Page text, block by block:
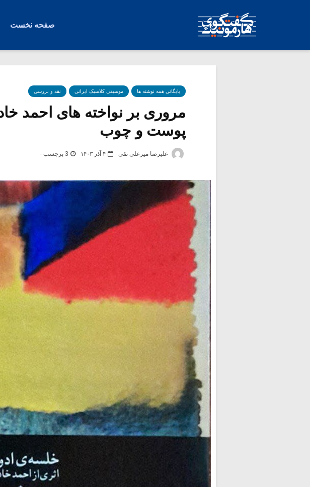
صفحه نخست
بایگانی همه نوشته ها موسیقی کلاسیک ایرانی نقد و بررسی
مروری بر نواخته های احمد
پوست و چوب
علیرضا میرعلی نقی ۴ آذر ۱۴۰۳ 3 برچسب -